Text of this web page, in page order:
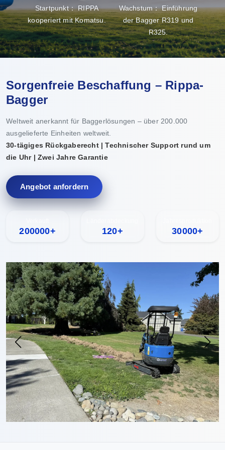
Startpunkt： RIPPA
kooperiert mit Komatsu.
Wachstum： Einführung
der Bagger R319 und
R325.
Sorgenfreie Beschaffung – Rippa-
Bagger
Weltweit anerkannt für Baggerlösungen – über 200.000
ausgelieferte Einheiten weltweit.
30-tägiges Rückgaberecht | Technischer Support rund um
die Uhr | Zwei Jahre Garantie
Angebot anfordern
200000+ 120+ 30000+